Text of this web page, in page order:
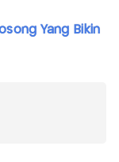
Yang Bikin